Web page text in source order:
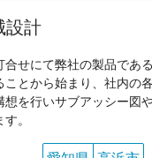
設計
合せにて弊社の製品であ
ことから始まり、社内の
想を行いサブアッシー図
。